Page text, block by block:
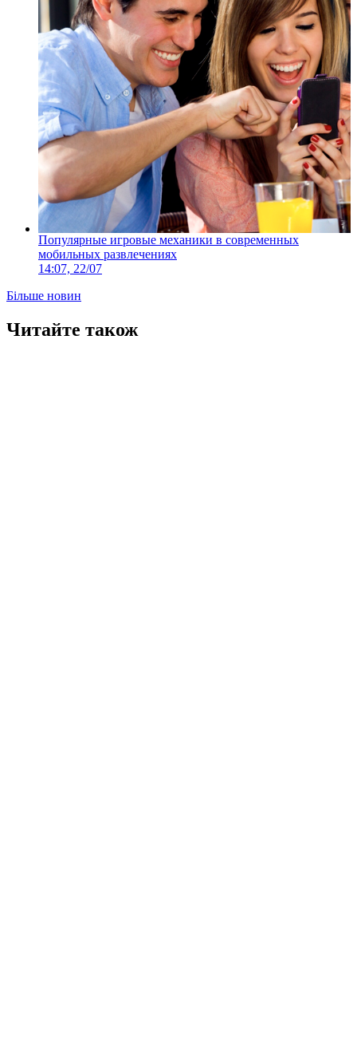
Популярные игровые механики в современных
мобильных развлечениях
14:07, 22/07
Більше новин
Читайте також